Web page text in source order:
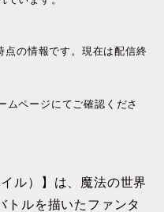
の情報です。現在は配信終
ムページにてご確認くださ
ル）】は、魔法の世界
トルを描いたファンタ